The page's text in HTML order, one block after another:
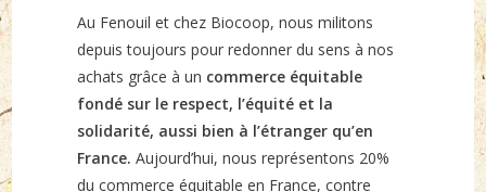
Au Fenouil et chez Biocoop, nous militons
depuis toujours pour redonner du sens à nos
achats grâce à un commerce équitable
fondé sur le respect, l’équité et la
solidarité, aussi bien à l’étranger qu’en
France.Aujourd’hui, nous représentons 20%
du commerce équitable en France, contre